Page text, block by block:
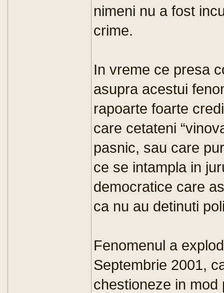
nimeni nu a fost
crime.
In vreme ce presa
asupra acestui
rapoarte foarte
care cetateni
pasnic, sau care
ce se intampla in
democratice care
ca nu au detinuti
Fenomenul a
Septembrie 2001,
chestioneze in